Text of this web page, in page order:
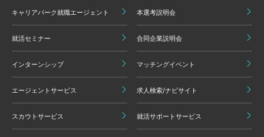
キャリアパーク就職エージェント 本選考説明会
就活セミナー 合同企業説明会
インターンシップ マッチングイベント
エージェントサービス 求人検索/ナビサイト
スカウトサービス 就活サポートサービス